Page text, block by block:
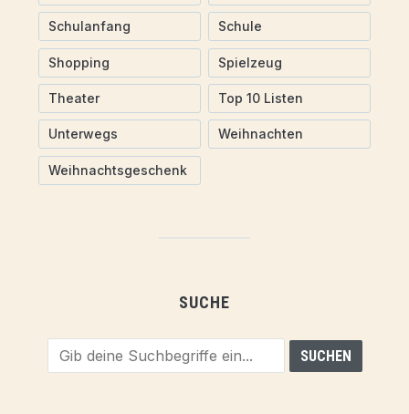
Schulanfang Schule
Shopping Spielzeug
Theater Top 10 Listen
Unterwegs Weihnachten
Weihnachtsgeschenk
SUCHE